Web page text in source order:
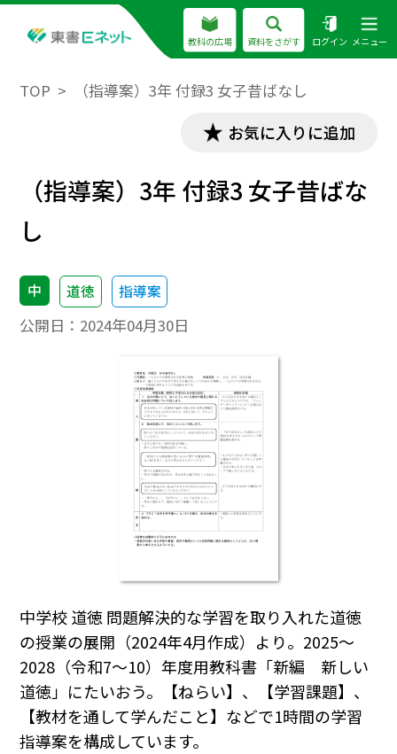
教科の広場 資料をさがす ログイン メニュー
TOP （指導案）3年 付録3 女子昔ばなし
お気に入りに追加
（指導案）3年 付録3 女子昔ばな
し
中 道徳 指導案
公開日： 2024年04月30日
中学校 道徳 問題解決的な学習を取り入れた道徳
の授業の展開（2024年4月作成）より。2025～
2028（令和7～10）年度用教科書「新編 新しい
道徳」にたいおう。【ねらい】、【学習課題】、
【教材を通して学んだこと】などで1時間の学習
指導案を構成しています。